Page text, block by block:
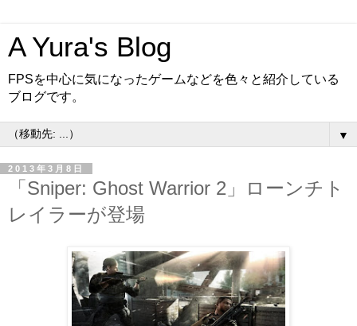
A Yura's Blog
FPSを中心に気になったゲームなどを色々と紹介している
ブログです。
▼
2013年3月8日
「Sniper: Ghost Warrior 2」ローンチト
レイラーが登場